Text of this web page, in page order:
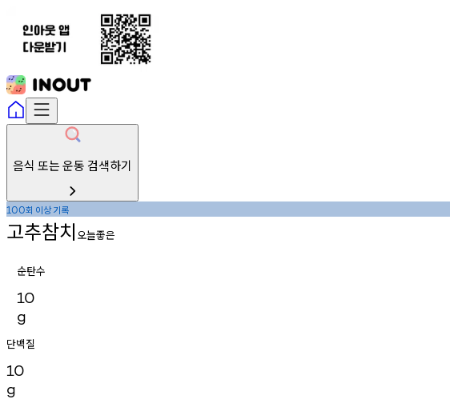
음식 또는 운동 검색하기
100회 이상기록
고추참치 오늘좋은
순탄수
10
g
단백질
10
g